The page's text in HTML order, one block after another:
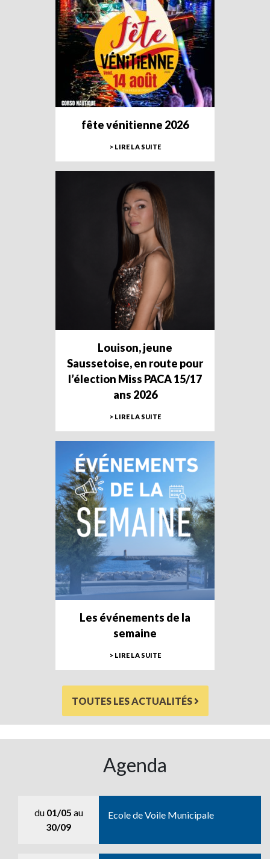
fête vénitienne 2026
> LIRE LA SUITE
Louison, jeune
Saussetoise, en route pour
l’élection Miss PACA 15/17
ans 2026
> LIRE LA SUITE
Les événements de la
semaine
> LIRE LA SUITE
TOUTES LES ACTUALITÉS
Agenda
du 01/05 au
30/09
Ecole de Voile Municipale